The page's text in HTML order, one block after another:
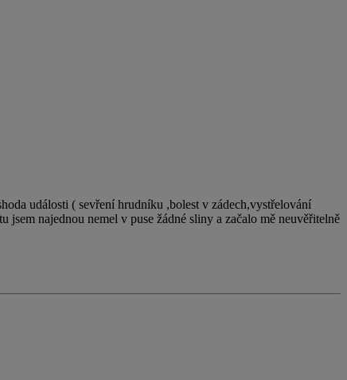
události ( sevření hrudníku ,bolest v zádech,vystřelování
najednou nemel v puse žádné sliny a začalo mě neuvěřitelně